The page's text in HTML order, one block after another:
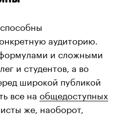
аудиторию.
и сложными
и студентов, а во
широкой публикой
все на общедоступных
же, наоборот,